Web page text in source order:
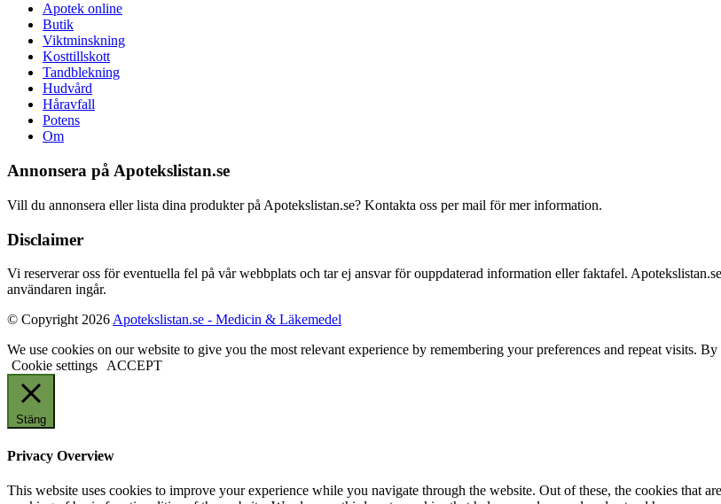
Apotek online
Butik
Viktminskning
Kosttillskott
Tandblekning
Hudvård
Håravfall
Potens
Om
Annonsera på Apotekslistan.se
Vill du annonsera eller lista dina produkter på Apotekslistan.se? Kontakta oss per mail för mer information.
Disclaimer
Vi reserverar oss för eventuella fel på vår webbplats och tar ej ansvar för ouppdaterad information eller faktafel.
användaren ingår.
© Copyright 2026 Apotekslistan.se - Medicin & Läkemedel
We use cookies on our website to give you the most relevant experience by remembering your preferences and repeat visits.
Cookie settings
ACCEPT
Stäng
Privacy Overview
This website uses cookies to improve your experience while you navigate through the website. Out of these, the cookies that